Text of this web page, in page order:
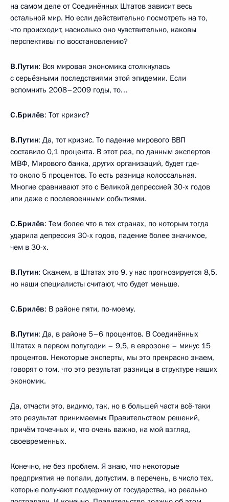
на самом деле от Соединённых Штатов зависит весь
остальной мир. Но если действительно посмотреть на то,
что происходит, насколько оно чувствительно, каковы
перспективы по восстановлению?
В.Путин: Вся мировая экономика столкнулась
с серьёзными последствиями этой эпидемии. Если
вспомнить 2008–2009 годы, то…
С.Брилёв: Тот кризис?
В.Путин: Да, тот кризис. То падение мирового ВВП
составило 0,1 процента. В этот раз, по данным экспертов
МВФ, Мирового банка, других организаций, будет где-
то около 5 процентов. То есть разница колоссальная.
Многие сравнивают это с Великой депрессией 30-х годов
или даже с послевоенными событиями.
С.Брилёв: Тем более что в тех странах, по которым тогда
ударила депрессия 30-х годов, падение более значимое,
чем в 30-х.
В.Путин: Скажем, в Штатах это 9, у нас прогнозируется 8,5,
но наши специалисты считают, что будет меньше.
С.Брилёв: В районе пяти, по-моему.
В.Путин: Да, в районе 5–6 процентов. В Соединённых
Штатах в первом полугодии – 9,5, в еврозоне – минус 15
процентов. Некоторые эксперты, мы это прекрасно знаем,
говорят о том, что это результат разницы в структуре наших
экономик.
Да, отчасти это, видимо, так, но в большей части всё-таки
это результат принимаемых Правительством решений,
причём точечных и, что очень важно, на мой взгляд,
своевременных.
Конечно, не без проблем. Я знаю, что некоторые
предприятия не попали, допустим, в перечень, в число тех,
которые получают поддержку от государства, но реально